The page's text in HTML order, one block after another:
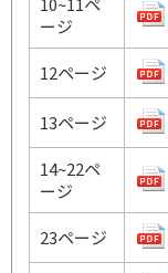
ージ
12ページ
13ページ
14~22ペ
ージ
23ページ